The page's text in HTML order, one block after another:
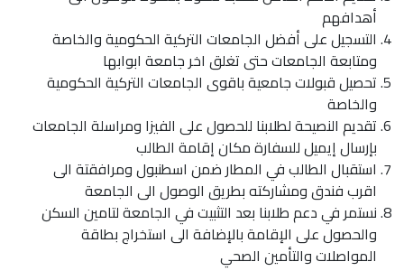
أهدافهم
التسجيل على أفضل الجامعات التركية الحكومية والخاصة
ومتابعة الجامعات حتى تغلق اخر جامعة ابوابها
تحصيل قبولات جامعية باقوى الجامعات التركية الحكومية
والخاصة
تقديم النصيحة لطلابنا للحصول على الفيزا ومراسلة الجامعات
بإرسال إيميل للسفارة مكان إقامة الطالب
استقبال الطالب في المطار ضمن اسطنبول ومرافقتة الى
اقرب فندق ومشاركته بطريق الوصول الى الجامعة
نستمر في دعم طلابنا بعد التثبيت في الجامعة لتامين السكن
والحصول على الإقامة بالإضافة الى استخراج بطاقة
المواصلات والتأمين الصحي